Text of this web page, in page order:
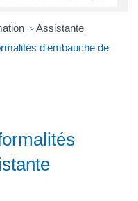
> Assistante
d'embauche de